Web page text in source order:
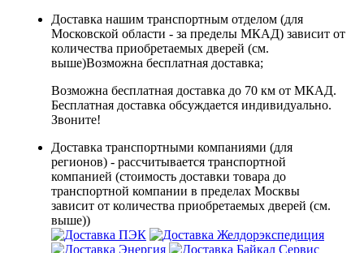
Доставка нашим транспортным отделом (для
Московской области - за пределы МКАД) зависит от
количества приобретаемых дверей (см.
выше)Возможна бесплатная доставка;
Возможна бесплатная доставка до 70 км от МКАД.
Бесплатная доставка обсуждается индивидуально.
Звоните!
Доставка транспортными компаниями (для
регионов) - рассчитывается транспортной
компанией (стоимость доставки товара до
транспортной компании в пределах Москвы
зависит от количества приобретаемых дверей (см.
выше))